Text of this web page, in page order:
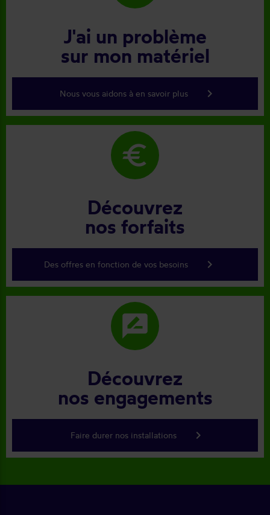
J'ai un problème
sur mon matériel
Nous vous aidons à en savoir plus keyboard_arrow_right
euro
Découvrez
nos forfaits
Des offres en fonction de vos besoins keyboard_arrow_right
rate_review
Découvrez
nos engagements
Faire durer nos installations keyboard_arrow_right